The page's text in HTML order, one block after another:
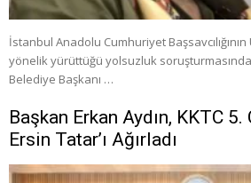
İstanbul Anadolu Cumhuriyet
yönelik yürüttüğü yolsuzluk soruşturmasında
Belediye Başkanı …
Başkan Erkan Aydın, KKTC 5.
Ersin Tatar’ı Ağırladı